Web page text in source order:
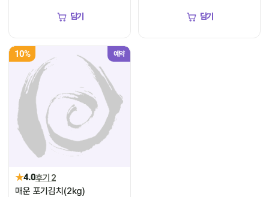
담기 담기
10% 예약
★4.0후기 2
매운 포기김치(2kg)